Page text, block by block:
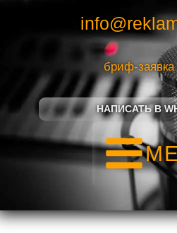
бриф-заявка
НАПИСАТЬ В